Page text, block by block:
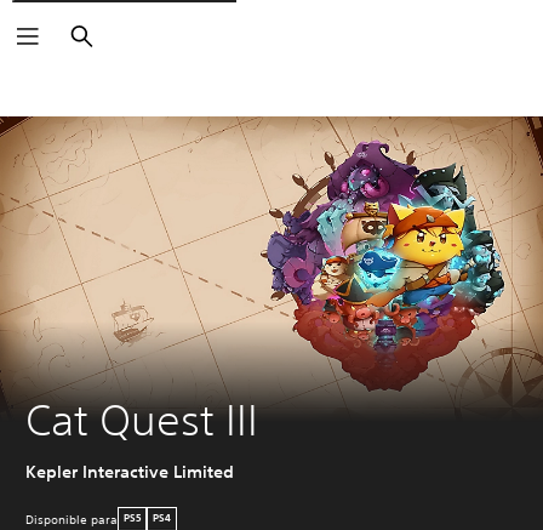
Buscar
Cat Quest III
Kepler Interactive Limited
Disponible para PS5 PS4